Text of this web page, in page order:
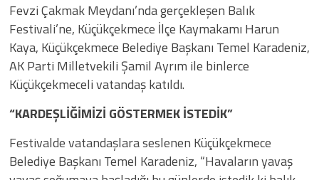
Fevzi Çakmak Meydanı’nda gerçekleşen Balık
Festivali’ne, Küçükçekmece İlçe Kaymakamı Harun
Kaya, Küçükçekmece Belediye Başkanı Temel Karadeniz,
AK Parti Milletvekili Şamil Ayrım ile binlerce
Küçükçekmeceli vatandaş katıldı.
“KARDEŞLİĞİMİZİ GÖSTERMEK İSTEDİK”
Festivalde vatandaşlara seslenen Küçükçekmece
Belediye Başkanı Temel Karadeniz, “Havaların yavaş